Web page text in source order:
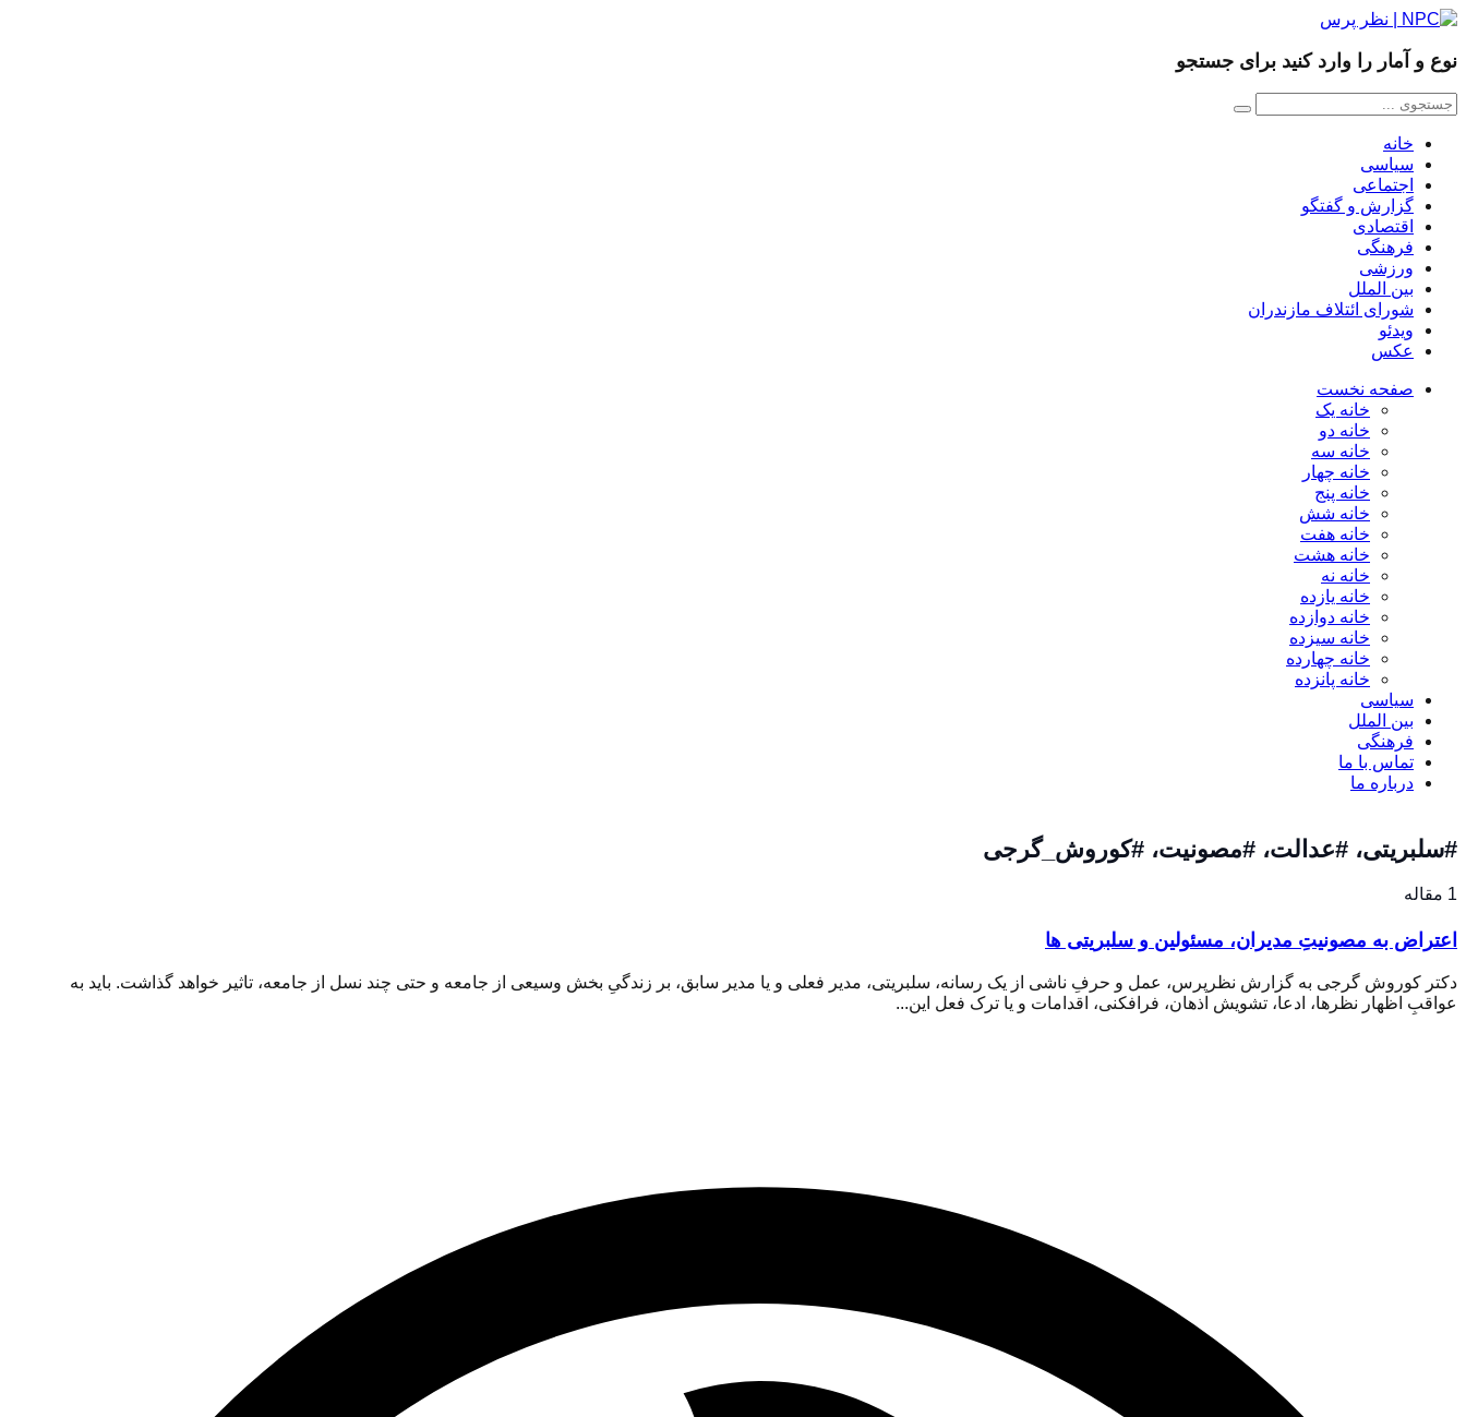
نوع و آمار را وارد کنید برای جستجو
خانه
سیاسی
اجتماعی
گزارش و گفتگو
اقتصادی
فرهنگی
ورزشی
بین الملل
شورای ائتلاف مازندران
ویدئو
عکس
صفحه نخست
خانه یک
خانه دو
خانه سه
خانه چهار
خانه پنج
خانه شش
خانه هفت
خانه هشت
خانه نه
خانه یازده
خانه دوازده
خانه سیزده
خانه چهارده
خانه پانزده
سیاسی
بین الملل
فرهنگی
تماس با ما
درباره ما
#سلبریتی، #عدالت، #مصونیت، #کوروش_گرجی
1 مقاله
اعتراض به مصونیتِ مدیران، مسئولین و سلبریتی ها
دکتر کوروش گرجی به گزارش نظرپرس، عمل و حرفِ ناشی از یک رسانه، سلبریتی، مدیر فعلی و یا مدیر سابق، بر زندگیِ بخش وسیعی از جامعه و حتی چند نسل از جامعه، تاثیر خواهد گذاشت. باید به
عواقبِ اظهار نظرها، ادعا، تشویش اذهان، فرافکنی، اقدامات و یا ترک فعل این...